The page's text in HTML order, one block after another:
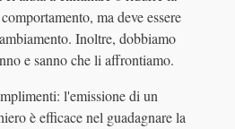
ma deve essere
Inoltre, dobbiamo
e sanno che li affrontiamo.
l'emissione di un
è efficace nel guadagnare la